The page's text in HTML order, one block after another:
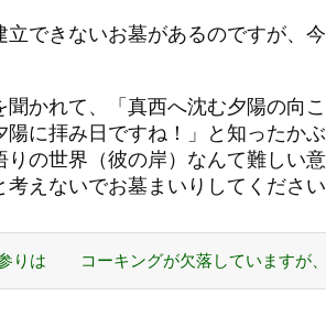
できないお墓があるのですが、
かれて、「真西へ沈む夕陽の向
に拝み日ですね！」と知ったか
の世界（彼の岸）なんて難しい
えないでお墓まいりしてください
りは コーキングが欠落していますが